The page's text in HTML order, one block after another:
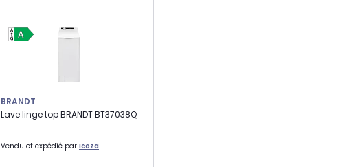
BRANDT
Lave linge top BRANDT BT37038Q
Vendu et expédié par Icoza